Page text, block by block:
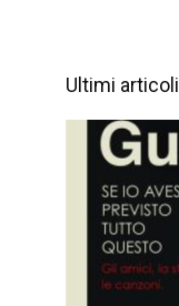
Ultimi articoli